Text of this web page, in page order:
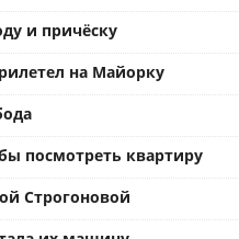
и причёску
на Майорку
посмотреть квартиру
Строгоновой